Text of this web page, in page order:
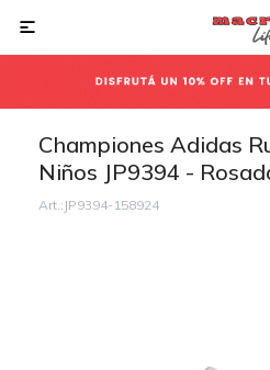

Championes Adidas
Niños JP9394 -
JP9394-158924